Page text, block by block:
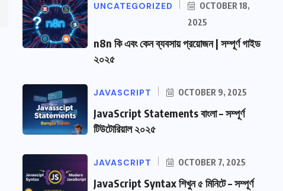
UNCATEGORIZED
OCTOBER 18,
2025
n8n কি এবং কেন ব্যবসায় প্রয়োজন | সম্পূর্ণ গাইড
২০২৫
JAVASCRIPT OCTOBER 9, 2025
JavaScript Statements বাংলা – সম্পূর্ণ
টিউটোরিয়াল ২০২৫
JAVASCRIPT OCTOBER 7, 2025
JavaScript Syntax শিখুন ৫ মিনিটে – সম্পূর্ণ